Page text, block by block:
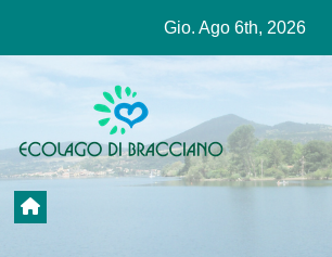
contenuto
Gio. Ago 6th, 2026